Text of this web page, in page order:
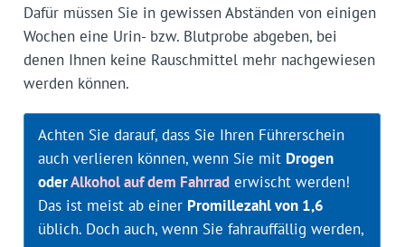
Dafür müssen Sie in gewissen Abständen von einigen
Wochen eine Urin- bzw. Blutprobe abgeben, bei
denen Ihnen keine Rauschmittel mehr nachgewiesen
werden können.
Achten Sie darauf, dass Sie Ihren Führerschein
auch verlieren können, wenn Sie mit Drogen
oderAlkohol auf dem Fahrraderwischt werden!
Das ist meist ab einer Promillezahl von 1,6
üblich. Doch auch, wenn Sie fahrauffällig werden,